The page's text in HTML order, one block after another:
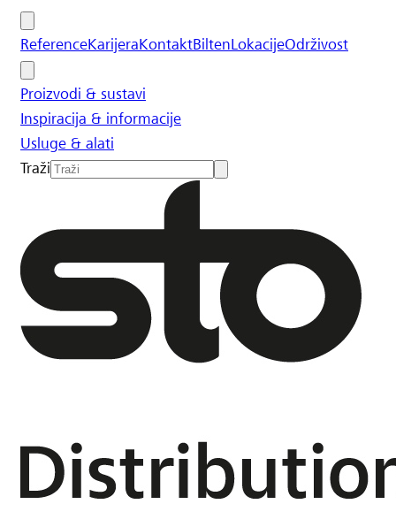
ReferenceKarijeraKontaktBiltenLokacijeOdrživost
Proizvodi & sustavi
Inspiracija & informacije
Usluge & alati
Traži